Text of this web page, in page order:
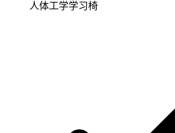
人体工学学习椅